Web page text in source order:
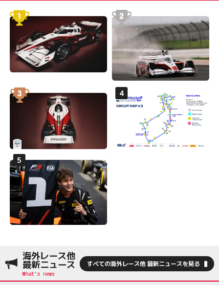
海外レース他
最新ニュース すべての海外レース他 最新ニュースを見る